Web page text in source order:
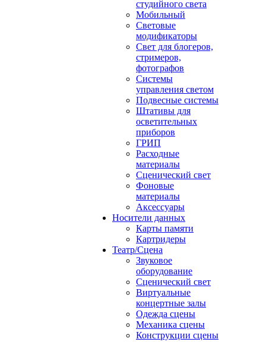
студийного света
Мобильный
Световые
модификаторы
Свет для блогеров,
стримеров,
фотографов
Системы
управления светом
Подвесные системы
Штативы для
осветительных
приборов
ГРИП
Расходные
материалы
Сценический свет
Фоновые
материалы
Аксессуары
Носители данных
Карты памяти
Картридеры
Театр/Сцена
Звуковое
оборудование
Сценический свет
Виртуальные
концертные залы
Одежда сцены
Механика сцены
Конструкции сцены